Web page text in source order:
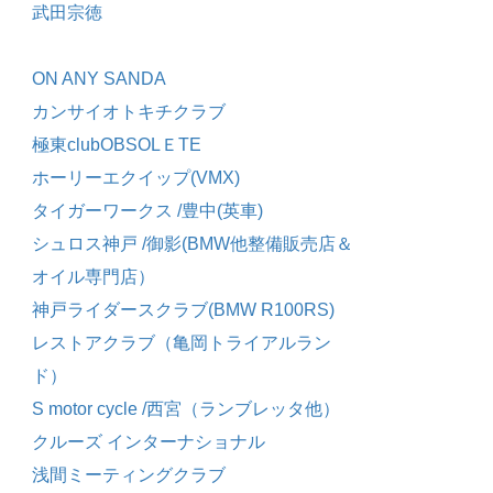
武田宗徳
ON ANY SANDA
カンサイオトキチクラブ
極東clubOBSOLＥTE
ホーリーエクイップ(VMX)
タイガーワークス /豊中(英車)
シュロス神戸 /御影(BMW他整備販売店＆
オイル専門店）
神戸ライダースクラブ(BMW R100RS)
レストアクラブ（亀岡トライアルラン
ド）
S motor cycle /西宮（ランブレッタ他）
クルーズ インターナショナル
浅間ミーティングクラブ